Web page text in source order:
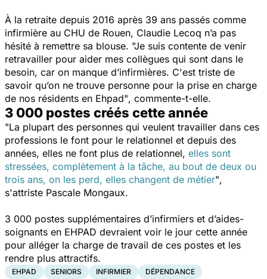
À la retraite depuis 2016 après 39 ans passés comme
infirmière au CHU de Rouen, Claudie Lecoq n’a pas
hésité à remettre sa blouse. "Je suis contente de venir
retravailler pour aider mes collègues qui sont dans le
besoin, car on manque d’infirmières. C'est triste de
savoir qu’on ne trouve personne pour la prise en charge
de nos résidents en Ehpad", commente-t-elle.
3 000 postes créés cette année
"La plupart des personnes qui veulent travailler dans ces
professions le font pour le relationnel et depuis des
années, elles ne font plus de relationnel, elles sont
stressées, complètement à la tâche, au bout de deux ou
trois ans, on les perd, elles changent de métier",
s'attriste Pascale Mongaux.
3 000 postes supplémentaires d’infirmiers et d’aides-
soignants en EHPAD devraient voir le jour cette année
pour alléger la charge de travail de ces postes et les
rendre plus attractifs.
EHPAD SENIORS INFIRMIER DÉPENDANCE